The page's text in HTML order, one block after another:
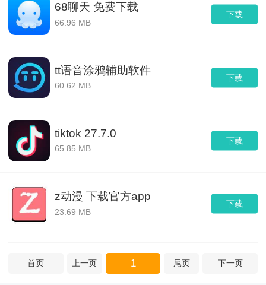
下载
68聊天 免费下载
66.96 MB
下载
tt语音涂鸦辅助软件
60.62 MB
下载
tiktok 27.7.0
65.85 MB
下载
z动漫 下载官方app
23.69 MB
首页 上一页 1 尾页 下一页